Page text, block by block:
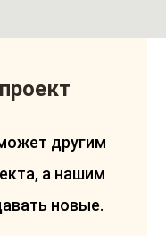
другим
а нашим
новые.